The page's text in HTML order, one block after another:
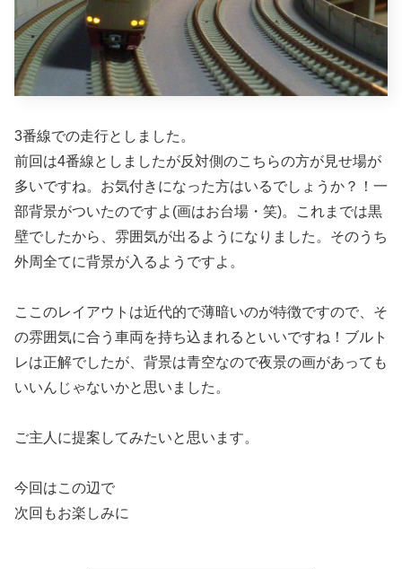
3番線での走行としました。
前回は4番線としましたが反対側のこちらの方が見せ場が
多いですね。お気付きになった方はいるでしょうか？！一
部背景がついたのですよ(画はお台場・笑)。これまでは黒
壁でしたから、雰囲気が出るようになりました。そのうち
外周全てに背景が入るようですよ。
ここのレイアウトは近代的で薄暗いのが特徴ですので、そ
の雰囲気に合う車両を持ち込まれるといいですね！ブルト
レは正解でしたが、背景は青空なので夜景の画があっても
いいんじゃないかと思いました。
ご主人に提案してみたいと思います。
今回はこの辺で
次回もお楽しみに